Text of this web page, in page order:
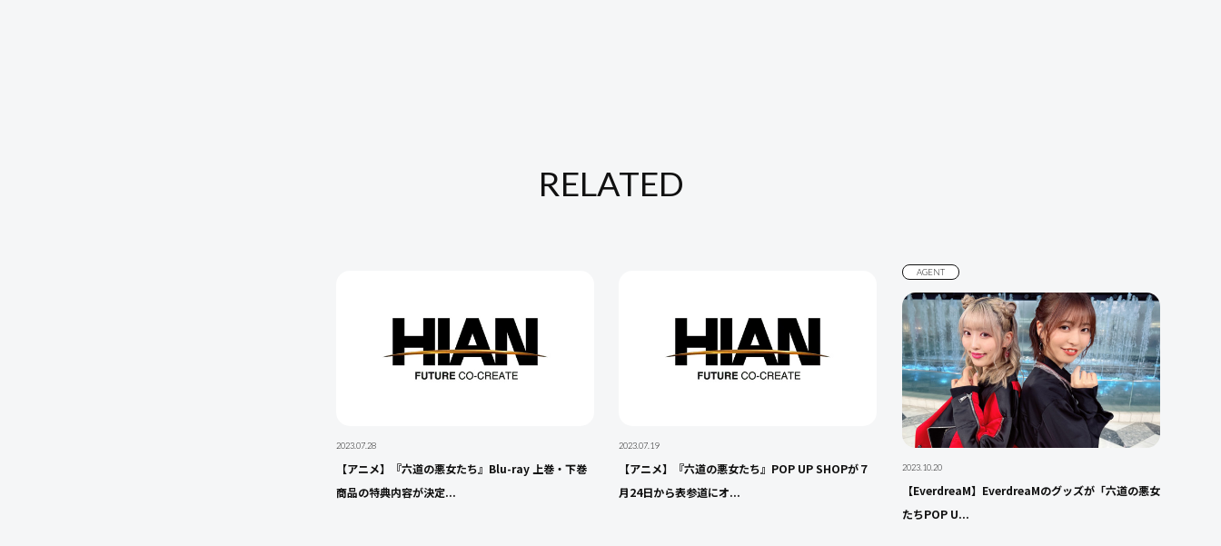
RELATED
2023.07.28
【アニメ】『六道の悪⼥たち』Blu-ray 上巻・下巻
商品の特典内容が決定...
2023.07.19
【アニメ】『六道の悪女たち』POP UP SHOPが７
月24日から表参道にオ...
AGENT
2023.10.20
【EverdreaM】EverdreaMのグッズが「六道の悪女
たちPOP U...